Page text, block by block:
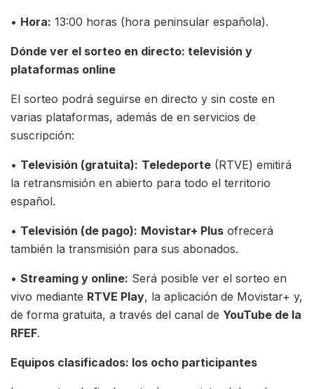
• Hora: 13:00 horas (hora peninsular española).
Dónde ver el sorteo en directo: televisión y
plataformas online
El sorteo podrá seguirse en directo y sin coste en
varias plataformas, además de en servicios de
suscripción:
• Televisión (gratuita): Teledeporte (RTVE) emitirá
la retransmisión en abierto para todo el territorio
español.
• Televisión (de pago): Movistar+ Plus ofrecerá
también la transmisión para sus abonados.
• Streaming y online: Será posible ver el sorteo en
vivo mediante RTVE Play, la aplicación de Movistar+ y,
de forma gratuita, a través del canal de YouTube de la
RFEF.
Equipos clasificados: los ocho participantes